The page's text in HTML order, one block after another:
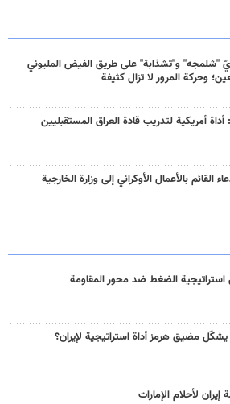
"شلمجه" و"تشذابة" على طريق الفيض المليوني
وحركة المرور لا تزال كثيفة
أداة أمريكية لتدريب قادة العراق المستقبليين
القائم بالأعمال الأوكراني إلى وزارة الخارجية
الضغط ضد محور المقاومة
يشكّل مضيق هرمز أداة استراتيجية لإيران؟
لأحلام الإمارات